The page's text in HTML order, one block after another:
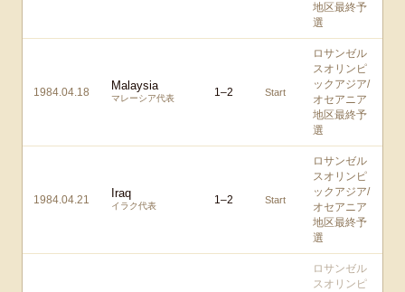
地区最終予
選
1984.04.18 Malaysia
マレーシア代表 1–2 Start
ロサンゼル
スオリンピ
ックアジア/
オセアニア
地区最終予
選
1984.04.21 Iraq
イラク代表 1–2 Start
ロサンゼル
スオリンピ
ックアジア/
オセアニア
地区最終予
選
ロサンゼル
スオリンピ